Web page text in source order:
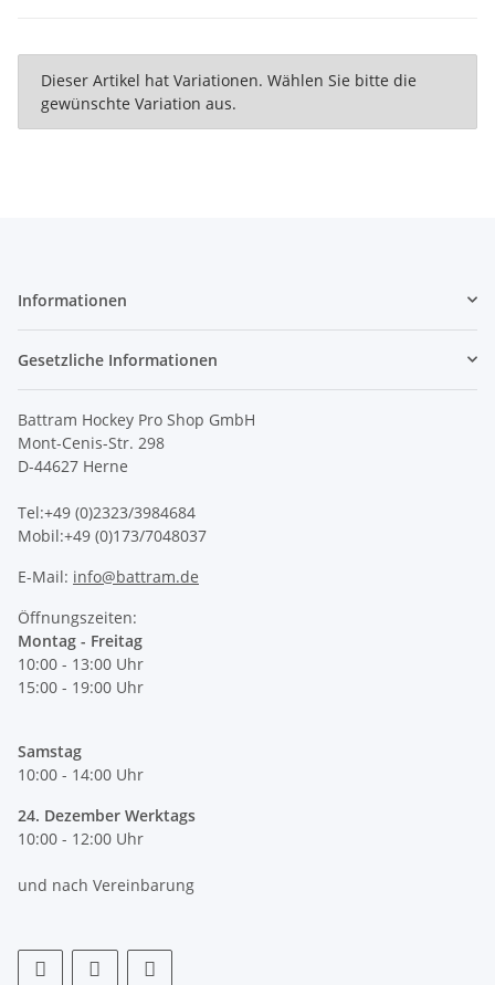
x
Dieser Artikel hat Variationen. Wählen Sie bitte die
gewünschte Variation aus.
Informationen
Gesetzliche Informationen
Battram Hockey Pro Shop GmbH
Mont-Cenis-Str. 298
D-44627 Herne
Tel:+49 (0)2323/3984684
Mobil:+49 (0)173/7048037
E-Mail: info@battram.de
Öffnungszeiten:
Montag - Freitag
10:00 - 13:00 Uhr
15:00 - 19:00 Uhr
Samstag
10:00 - 14:00 Uhr
24. Dezember Werktags
10:00 - 12:00 Uhr
und nach Vereinbarung